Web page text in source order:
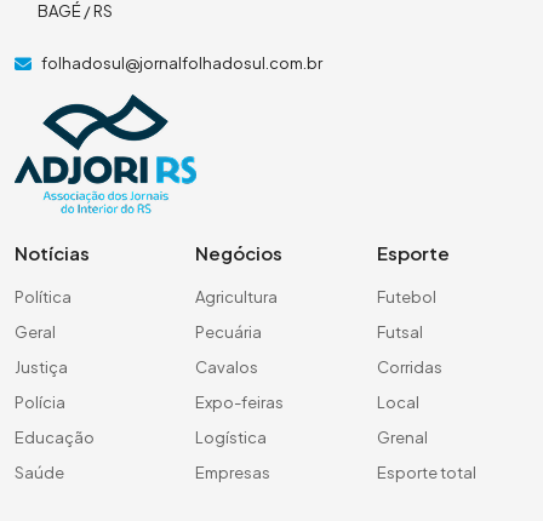
BAGÉ / RS
folhadosul@jornalfolhadosul.com.br
Notícias
Política
Geral
Justiça
Polícia
Educação
Saúde
Negócios
Agricultura
Pecuária
Cavalos
Expo-feiras
Logística
Empresas
Esporte
Futebol
Futsal
Corridas
Local
Grenal
Esporte total